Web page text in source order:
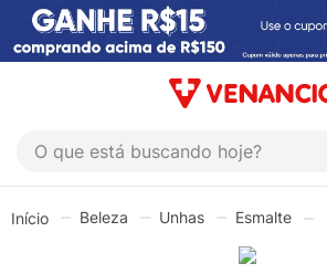
O que está buscando hoje?
Beleza Unhas Esmalte
coristina